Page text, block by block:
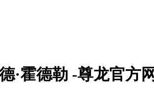
·霍德勒 -尊龙官方